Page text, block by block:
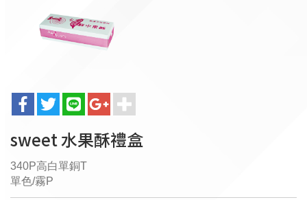
sweet 水果酥禮盒
340P高白單銅T
單色/霧P